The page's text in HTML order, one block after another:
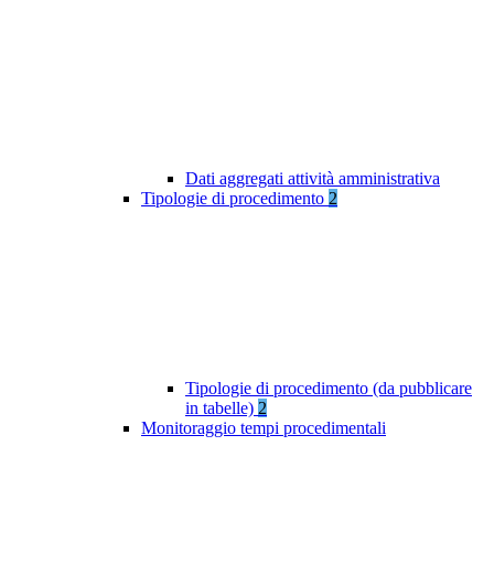
Dati aggregati attività amministrativa
Tipologie di procedimento 2
Tipologie di procedimento (da pubblicare
in tabelle) 2
Monitoraggio tempi procedimentali